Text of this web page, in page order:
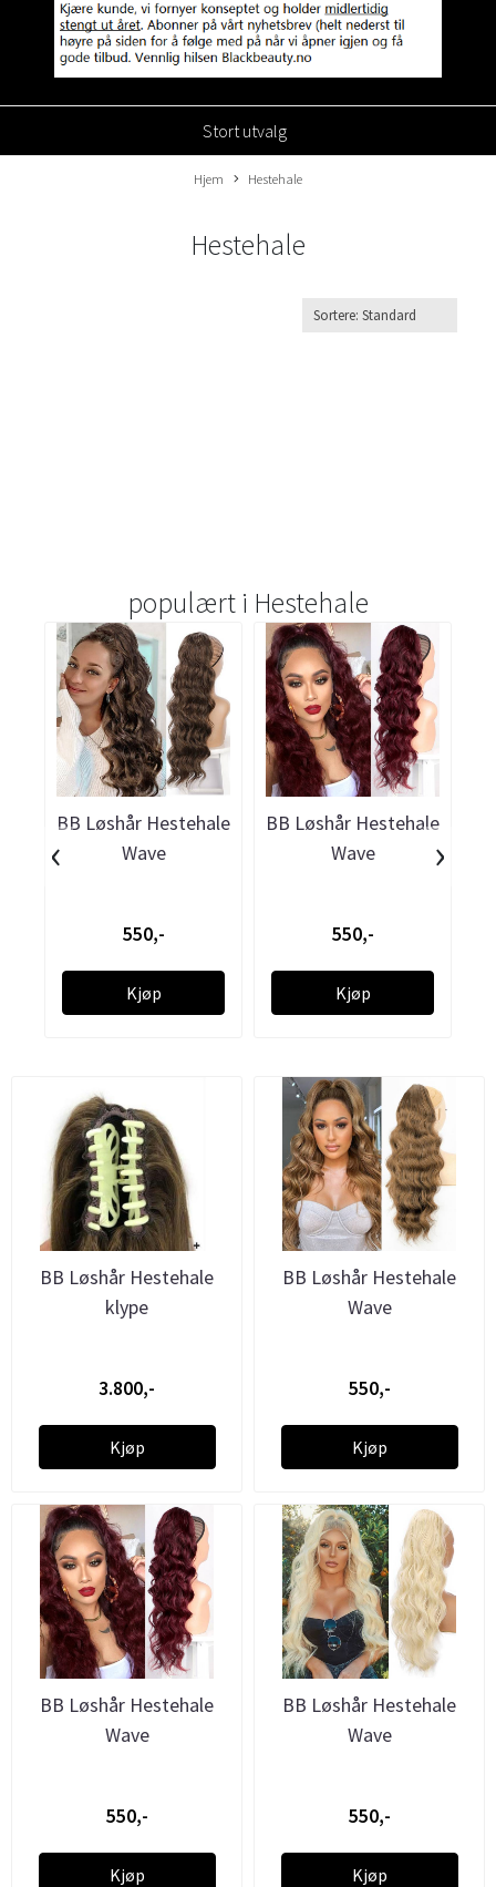
Stort utvalg
Hjem Hestehale
Hestehale
populært i Hestehale
BB Løshår Hestehale
Wave
550,-
Kjøp
BB Løshår Hestehale
Wave
550,-
Kjøp
‹ ›
BB Løshår Hestehale
klype
3.800,-
Kjøp
BB Løshår Hestehale
Wave
550,-
Kjøp
BB Løshår Hestehale
Wave
550,-
Kjøp
BB Løshår Hestehale
Wave
550,-
Kjøp